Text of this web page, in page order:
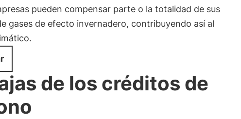
pueden compensar parte o la totalidad de sus
gases de efecto invernadero, contribuyendo así al
de los créditos de